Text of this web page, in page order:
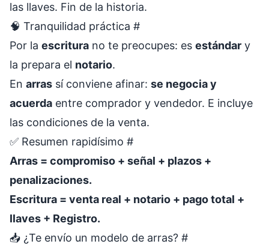
las llaves. Fin de la historia.
🧠 Tranquilidad práctica #
Por la escritura no te preocupes: es estándar y
la prepara el notario.
En arras sí conviene afinar: se negocia y
acuerda entre comprador y vendedor. E incluye
las condiciones de la venta.
✅ Resumen rapidísimo #
Arras = compromiso + señal + plazos +
penalizaciones.
Escritura = venta real + notario + pago total +
llaves + Registro.
📥 ¿Te envío un modelo de arras? #